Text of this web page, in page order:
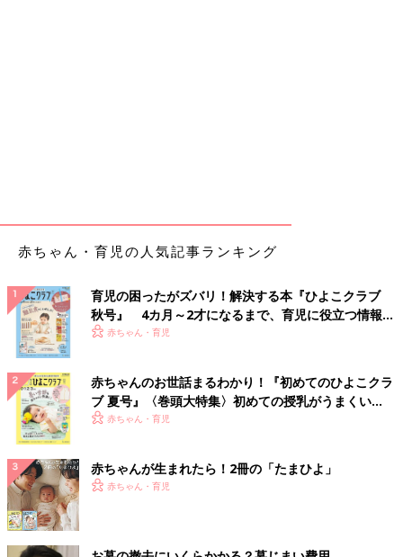
赤ちゃん・育児の人気記事ランキング
育児の困ったがズバリ！解決する本『ひよこクラブ
秋号』 4カ月～2才になるまで、育児に役立つ情報が
いっぱい！
赤ちゃん・育児
赤ちゃんのお世話まるわかり！『初めてのひよこクラ
ブ 夏号』〈巻頭大特集〉初めての授乳がうまくい
く！ おっぱい・ミルクの基本と夏のトラブル 解決テ
赤ちゃん・育児
赤ちゃんが生まれたら！2冊の「たまひよ」
赤ちゃん・育児